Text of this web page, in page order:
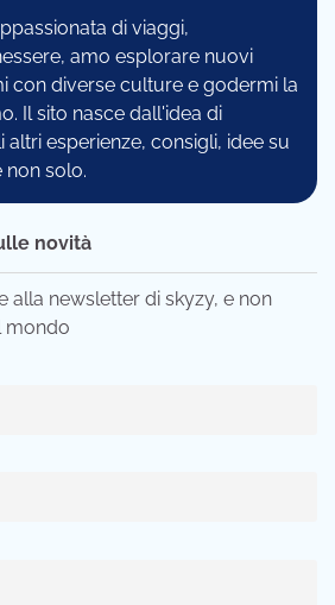
di viaggi,
amo esplorare nuovi
con diverse culture e godermi la
Il sito nasce dall'idea di
esperienze, consigli, idee su
non solo.
novità
alla newsletter di skyzy, e non
mondo